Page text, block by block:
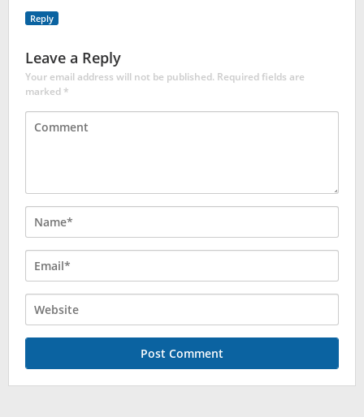
Reply
Leave a Reply
Your email address will not be published. Required fields are
marked*